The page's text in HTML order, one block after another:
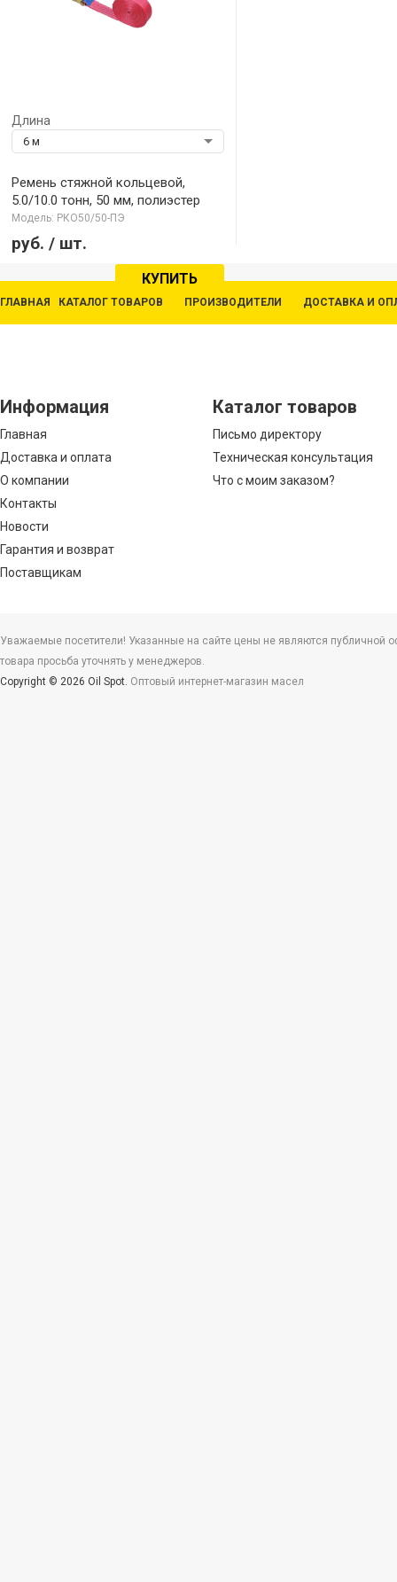
Длина
6 м
Ремень стяжной кольцевой,
5.0/10.0 тонн, 50 мм, полиэстер
Модель: РКО50/50-ПЭ
руб. / шт.
КУПИТЬ
ГЛАВНАЯ КАТАЛОГ ТОВАРОВ ПРОИЗВОДИТЕЛИ ДОСТАВКА И
Информация
Главная
Доставка и оплата
О компании
Контакты
Новости
Гарантия и возврат
Поставщикам
Каталог товаров
Письмо директору
Техническая консультация
Что с моим заказом?
Уважаемые посетители! Указанные на сайте цены не являются публичной
товара просьба уточнять у менеджеров.
Copyright © 2026 Oil Spot. Оптовый интернет-магазин масел